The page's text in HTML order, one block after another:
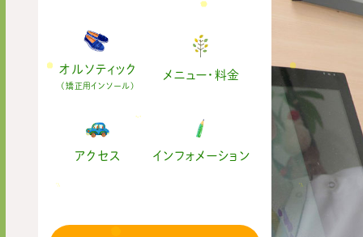
オルソティック
(矯正用インソール)
メニュー・料金
アクセス インフォメーション